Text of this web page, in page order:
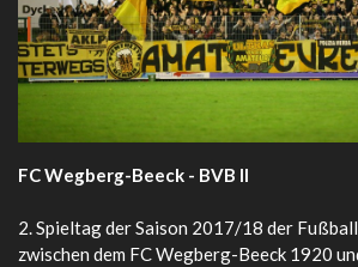
FC Wegberg-Beeck - BVB II
2. Spieltag der Saison 2017/18 der
zwischen dem FC Wegberg-Beeck 1920